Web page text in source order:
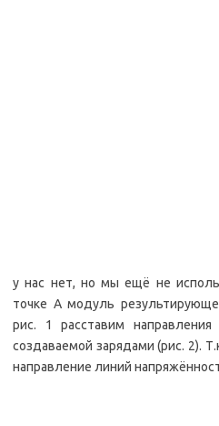
у нас нет, но мы ещё не
точке А модуль
рис. 1 расставим
создаваемой зарядами (рис. 2).
направление линий